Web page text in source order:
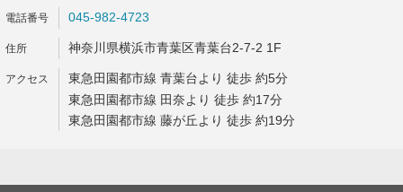
045-982-4723
神奈川県横浜市青葉区青葉台2-7-2 1F
東急田園都市線 青葉台より 徒歩 約5分
東急田園都市線 田奈より 徒歩 約17分
東急田園都市線 藤が丘より 徒歩 約19分